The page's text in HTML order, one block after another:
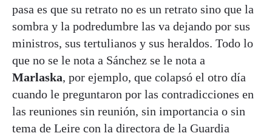
pasa es que su retrato no es un retrato sino que la
sombra y la podredumbre las va dejando por sus
ministros, sus tertulianos y sus heraldos. Todo lo
que no se le nota a Sánchez se le nota a
Marlaska, por ejemplo, que colapsó el otro día
cuando le preguntaron por las contradicciones en
las reuniones sin reunión, sin importancia o sin
tema de Leire con la directora de la Guardia